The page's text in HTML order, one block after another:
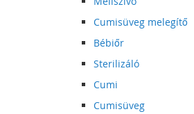
Cumisüveg melegítő
Bébiőr
Sterilizáló
Cumi
Cumisüveg